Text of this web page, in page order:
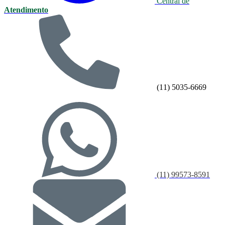
Atendimento
(11) 5035-6669
(11) 99573-8591